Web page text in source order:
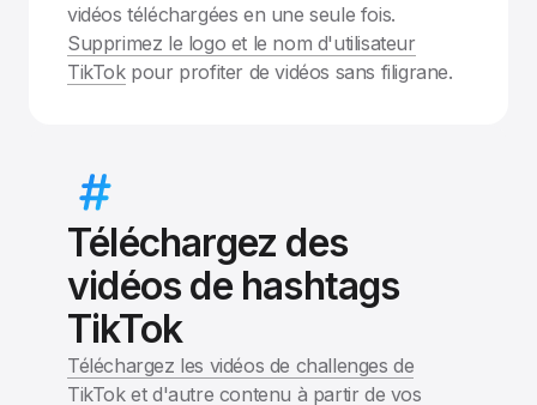
vidéos téléchargées en une seule fois.
Supprimez le logo et le nom d'utilisateur
TikTokpour profiter de vidéos sans filigrane.
Téléchargez des
vidéos de hashtags
TikTok
Téléchargez les vidéos de challenges de
TikToket d'autre contenu à partir de vos